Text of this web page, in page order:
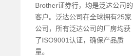
Brother证券行，均是泛达公司的
客户。泛达公司在全球拥有25家
公司，所有泛达公司的厂房均获
了ISO9001认证，确保产品质
量。